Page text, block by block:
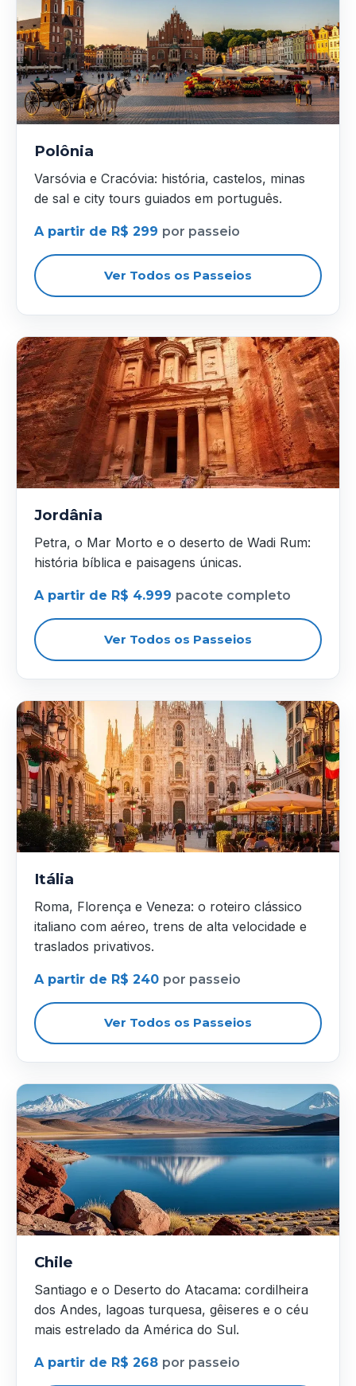
Polônia
Varsóvia e Cracóvia: história, castelos, minas
de sal e city tours guiados em português.
A partir de R$ 299 por passeio
Ver Todos os Passeios
Jordânia
Petra, o Mar Morto e o deserto de Wadi Rum:
história bíblica e paisagens únicas.
A partir de R$ 4.999 pacote completo
Ver Todos os Passeios
Itália
Roma, Florença e Veneza: o roteiro clássico
italiano com aéreo, trens de alta velocidade e
traslados privativos.
A partir de R$ 240 por passeio
Ver Todos os Passeios
Chile
Santiago e o Deserto do Atacama: cordilheira
dos Andes, lagoas turquesa, gêiseres e o céu
mais estrelado da América do Sul.
A partir de R$ 268 por passeio